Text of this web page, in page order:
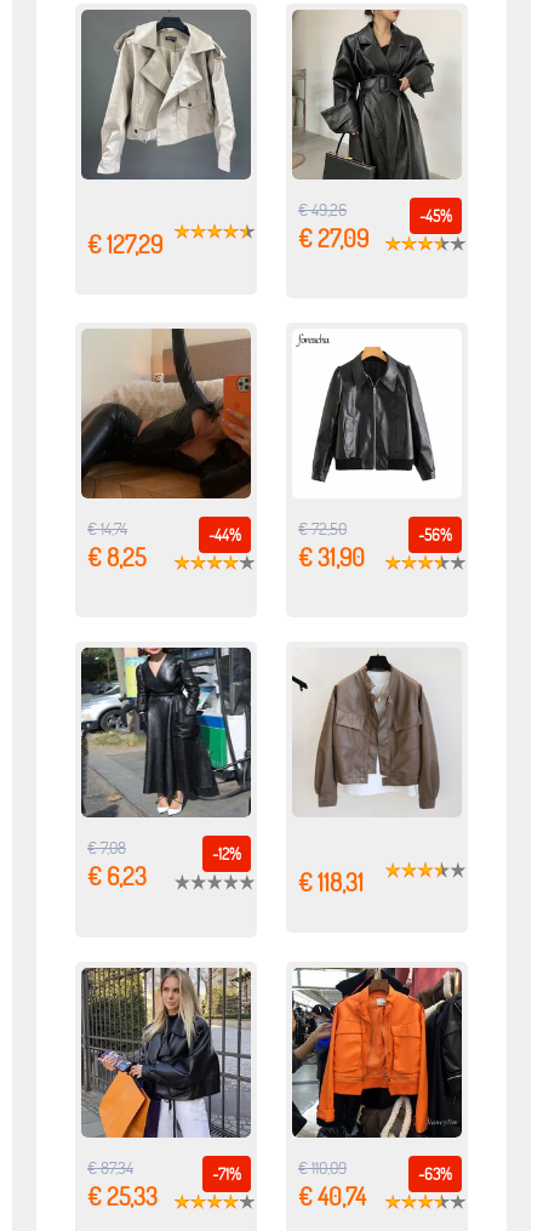
€ 127,29
-45%
€ 49,26
€ 27,09
-44%
€ 14,74
€ 8,25
-56%
€ 72,50
€ 31,90
-12%
€ 7,08
€ 6,23 € 118,31
-71%
€ 87,34
€ 25,33
-63%
€ 110,09
€ 40,74